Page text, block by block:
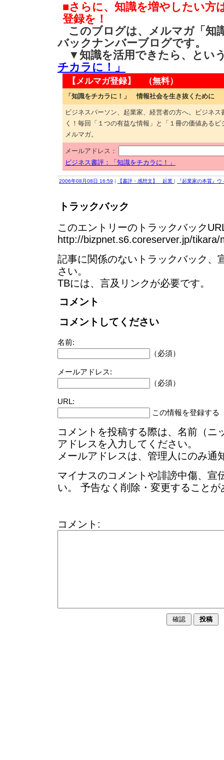
■さらに、知識を増やしたい方
登録を！
このブログは、メルマガ「知
バックナンバーブログです。
▼知識を活用できたら、と
チカラに！」
【メルマガ登録】 （無料）
「知識をチカラに！」 情報社会を生き抜くために
ビジネスパーソン、起業家、経営者の方へ。ビジネ
く！毎回「１つの有益な情報」と「１冊の価値ある
メルマガ。
メールアドレス：
ビジネス書評：「知識をチカラに！」
2006年08月08日 16:59 | 【書評・感想文】 起業 | 『起業家の本質』
トラックバック
このエントリーのトラックバック
http://bizpnet.s6.coreserver.jp/
記事に関係のないトラックバック、
さい。
TBには、言及リンクが必要です。
コメント
コメントしてください
名前:
（必須）
メールアドレス:
（必須）
URL:
この情報を登録する
コメントを投稿する際は、名前（ニ
アドレスを入力してください。
メールアドレスは、管理人にのみ通
マイナスのコメントや誹謗中傷、宣
い。 予告なく削除・変更することが
コメント: